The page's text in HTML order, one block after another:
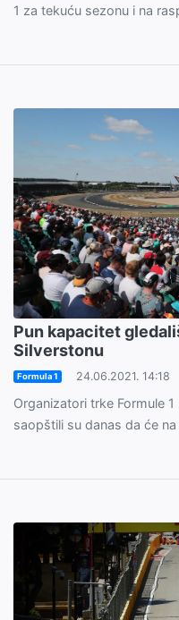
1 za tekuću sezonu i na
Pun kapacitet
Silverstonu
Formula 1 24.06.2021. 14:18
Organizatori trke Formule
saopštili su danas da će